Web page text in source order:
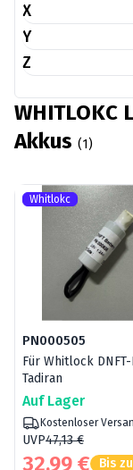
X
Y
Z
WHITLOKC
Akkus (1)
Whitlokc
PN000505
Für Whitlock DNFT-
Tadiran
Auf Lager
Kostenloser
UVP47,13 €
32,99 € Bis